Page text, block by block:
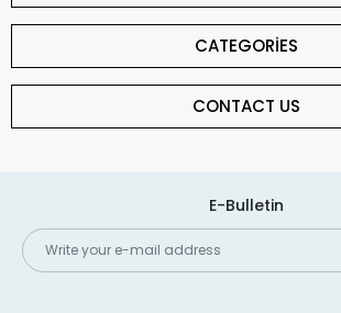
CATEGORİES
CONTACT US
E-Bulletin